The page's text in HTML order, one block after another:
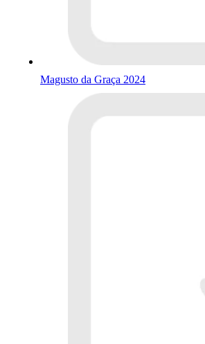
Magusto da Graça 2024